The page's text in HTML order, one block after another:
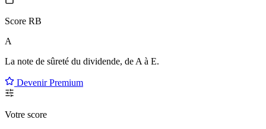
Score RB
A
La note de sûreté du dividende, de A à E.
Devenir Premium
Votre score